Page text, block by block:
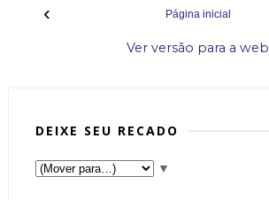
‹ Página inicial
Ver versão para a web
DEIXE SEU RECADO
▼